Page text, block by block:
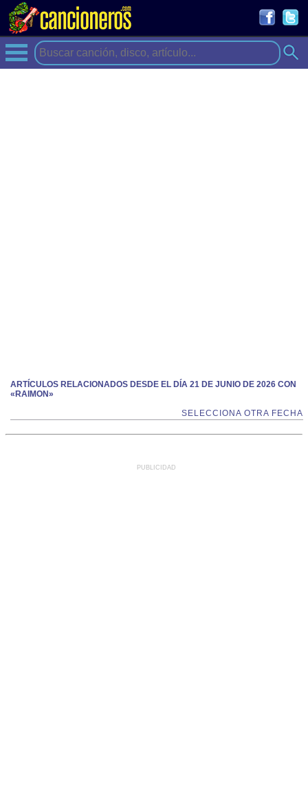
ARTÍCULOS RELACIONADOS DESDE EL DÍA 21 DE JUNIO DE 2026 CON
«RAIMON»
SELECCIONA OTRA FECHA
PUBLICIDAD